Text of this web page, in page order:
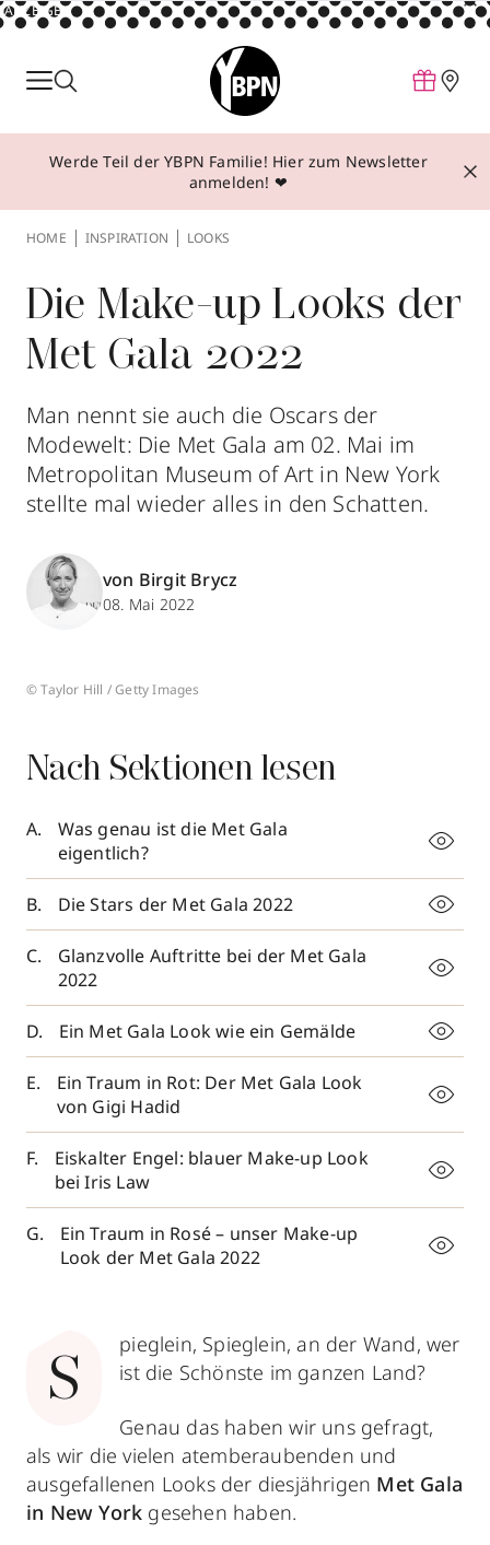
ANZEIGE
Parfum
Make-up
Behandlungen
Über YBPN
Aktionen
Storefinder
Werde Teil der YBPN Familie! Hier zum Newsletter
anmelden! ❤
HOME INSPIRATION LOOKS
Die Make-up Looks der
Met Gala 2022
Man nennt sie auch die Oscars der
Modewelt: Die Met Gala am 02. Mai im
Metropolitan Museum of Art in New York
stellte mal wieder alles in den Schatten.
von Birgit Brycz
08. Mai 2022
© Taylor Hill / Getty Images
Nach Sektionen lesen
Was genau ist die Met Gala
eigentlich?
Die Stars der Met Gala 2022
Glanzvolle Auftritte bei der Met Gala
2022
Ein Met Gala Look wie ein Gemälde
Ein Traum in Rot: Der Met Gala Look
von Gigi Hadid
Eiskalter Engel: blauer Make-up Look
bei Iris Law
Ein Traum in Rosé – unser Make-up
Look der Met Gala 2022
S
pieglein, Spieglein, an der Wand, wer
ist die Schönste im ganzen Land?
Genau das haben wir uns gefragt,
als wir die vielen atemberaubenden und
ausgefallenen Looks der diesjährigen Met Gala
in New York gesehen haben.